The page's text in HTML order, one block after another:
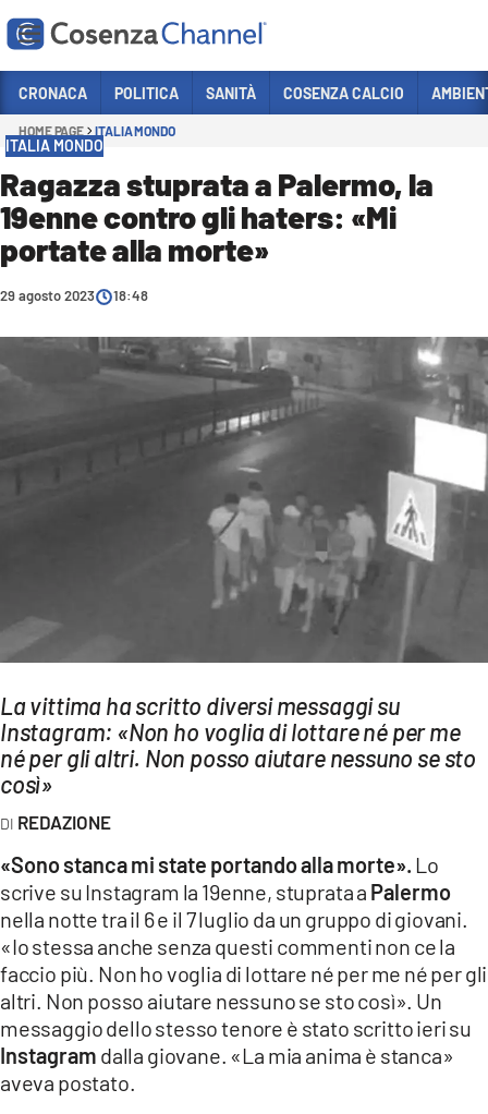
Sezioni
POLITICA
COSENZA CALCIO
ECONOMIA E LAVORO
LAC NETWORK
LAC ONAIR
LaC
Network
LACPLAY.IT
LACTV.IT
LACONAIR.IT
LACITYMAG.IT
ILREGGINO.IT
COSENZACHANNEL.IT
ILVIBONESE.IT
CATANZAROCHANNEL.IT
LACAPITALENEWS.IT
CRONACA POLITICA SANITÀ COSENZA CALCIO
HOME PAGE ITALIA MONDO
ITALIA MONDO
Ragazza stuprata a Palermo, la
19enne contro gli haters: «Mi
portate alla morte»
29 agosto 2023 18:48
La vittima ha scritto diversi messaggi su
Instagram: «Non ho voglia di lottare né per me
né per gli altri. Non posso aiutare nessuno se sto
così»
REDAZIONE
«Sono stanca mi state portando alla morte». Lo
scrive su Instagram la 19enne, stuprata a Palermo
nella notte tra il 6 e il 7 luglio da un gruppo di giovani.
«Io stessa anche senza questi commenti non ce la
faccio più. Non ho voglia di lottare né per me né per gli
altri. Non posso aiutare nessuno se sto così». Un
messaggio dello stesso tenore è stato scritto ieri su
Instagram dalla giovane. «La mia anima è stanca»
aveva postato.